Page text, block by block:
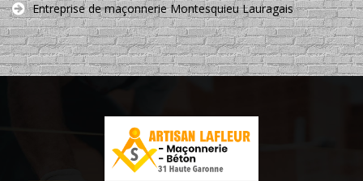
Entreprise de maçonnerie Montesquieu Lauragais